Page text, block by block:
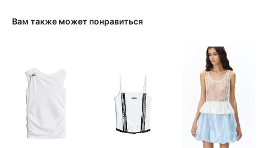
Вам также может понравиться